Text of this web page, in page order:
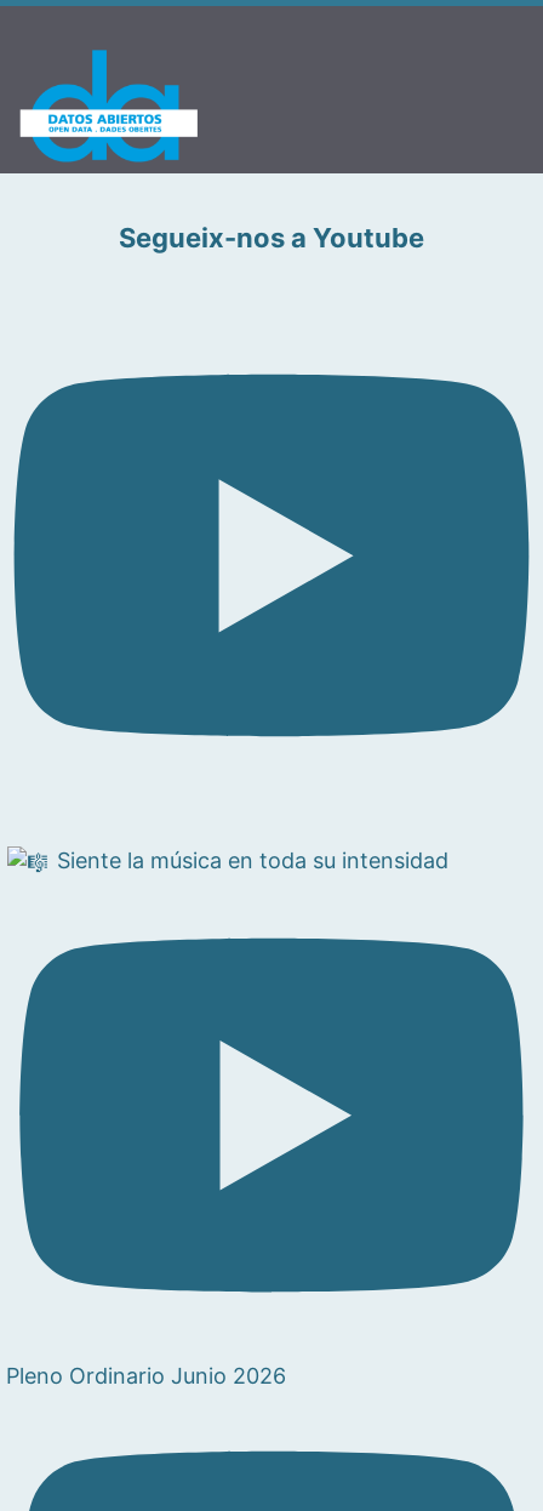
Segueix-nos a Youtube
Siente la música en toda su intensidad
Pleno Ordinario Junio 2026